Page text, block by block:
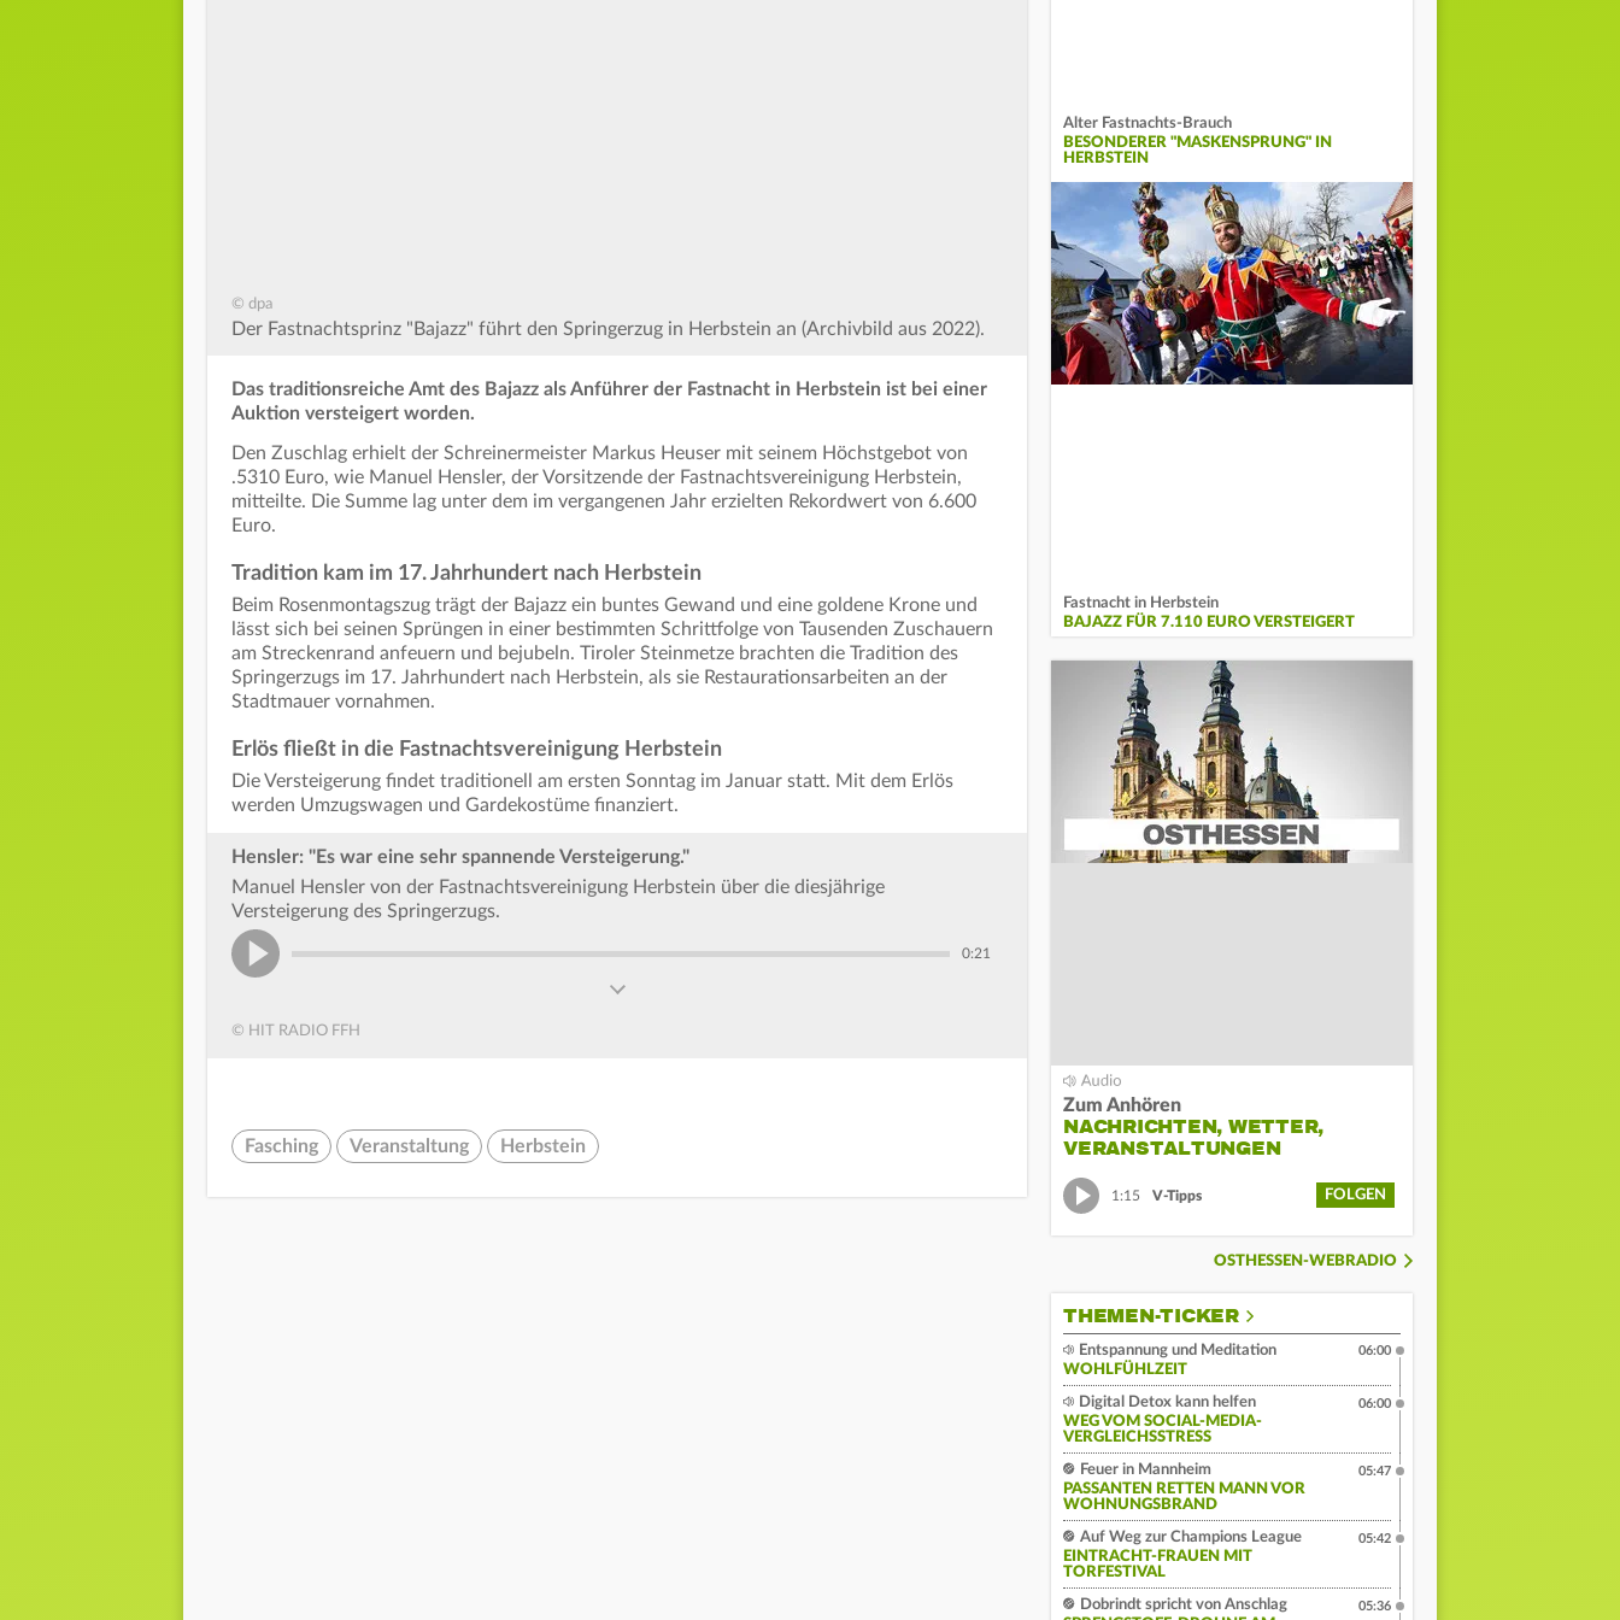
© dpa
Der Fastnachtsprinz "Bajazz" führt den Springerzug in Herbstein an (Archivbild aus 2022).
Das traditionsreiche Amt des Bajazz als Anführer der Fastnacht in Herbstein ist bei einer
Auktion versteigert worden.
Den Zuschlag erhielt der Schreinermeister Markus Heuser mit seinem Höchstgebot von
.5310 Euro, wie Manuel Hensler, der Vorsitzende der Fastnachtsvereinigung Herbstein,
mitteilte. Die Summe lag unter dem im vergangenen Jahr erzielten Rekordwert von 6.600
Euro.
Tradition kam im 17. Jahrhundert nach Herbstein
Beim Rosenmontagszug trägt der Bajazz ein buntes Gewand und eine goldene Krone und
lässt sich bei seinen Sprüngen in einer bestimmten Schrittfolge von Tausenden Zuschauern
am Streckenrand anfeuern und bejubeln. Tiroler Steinmetze brachten die Tradition des
Springerzugs im 17. Jahrhundert nach Herbstein, als sie Restaurationsarbeiten an der
Stadtmauer vornahmen.
Erlös fließt in die Fastnachtsvereinigung Herbstein
Die Versteigerung findet traditionell am ersten Sonntag im Januar statt. Mit dem Erlös
werden Umzugswagen und Gardekostüme finanziert.
Hensler: "Es war eine sehr spannende Versteigerung."
Manuel Hensler von der Fastnachtsvereinigung Herbstein über die diesjährige
Versteigerung des Springerzugs.
0:21
© HIT RADIO FFH
Fasching Veranstaltung Herbstein
Alter Fastnachts-Brauch
BESONDERER "MASKENSPRUNG" IN
HERBSTEIN
Fastnacht in Herbstein
BAJAZZ FÜR 7.110 EURO VERSTEIGERT
Zum Anhören
NACHRICHTEN, WETTER,
VERANSTALTUNGEN
1:15 V-Tipps FOLGEN
OSTHESSEN-WEBRADIO
THEMEN-TICKER
Entspannung und Meditation
WOHLFÜHLZEIT
06:00
Digital Detox kann helfen
WEG VOM SOCIAL-MEDIA-
VERGLEICHSSTRESS
06:00
Feuer in Mannheim
PASSANTEN RETTEN MANN VOR
WOHNUNGSBRAND
05:47
Auf Weg zur Champions League
EINTRACHT-FRAUEN MIT
TORFESTIVAL
05:42
Dobrindt spricht von Anschlag
05:36